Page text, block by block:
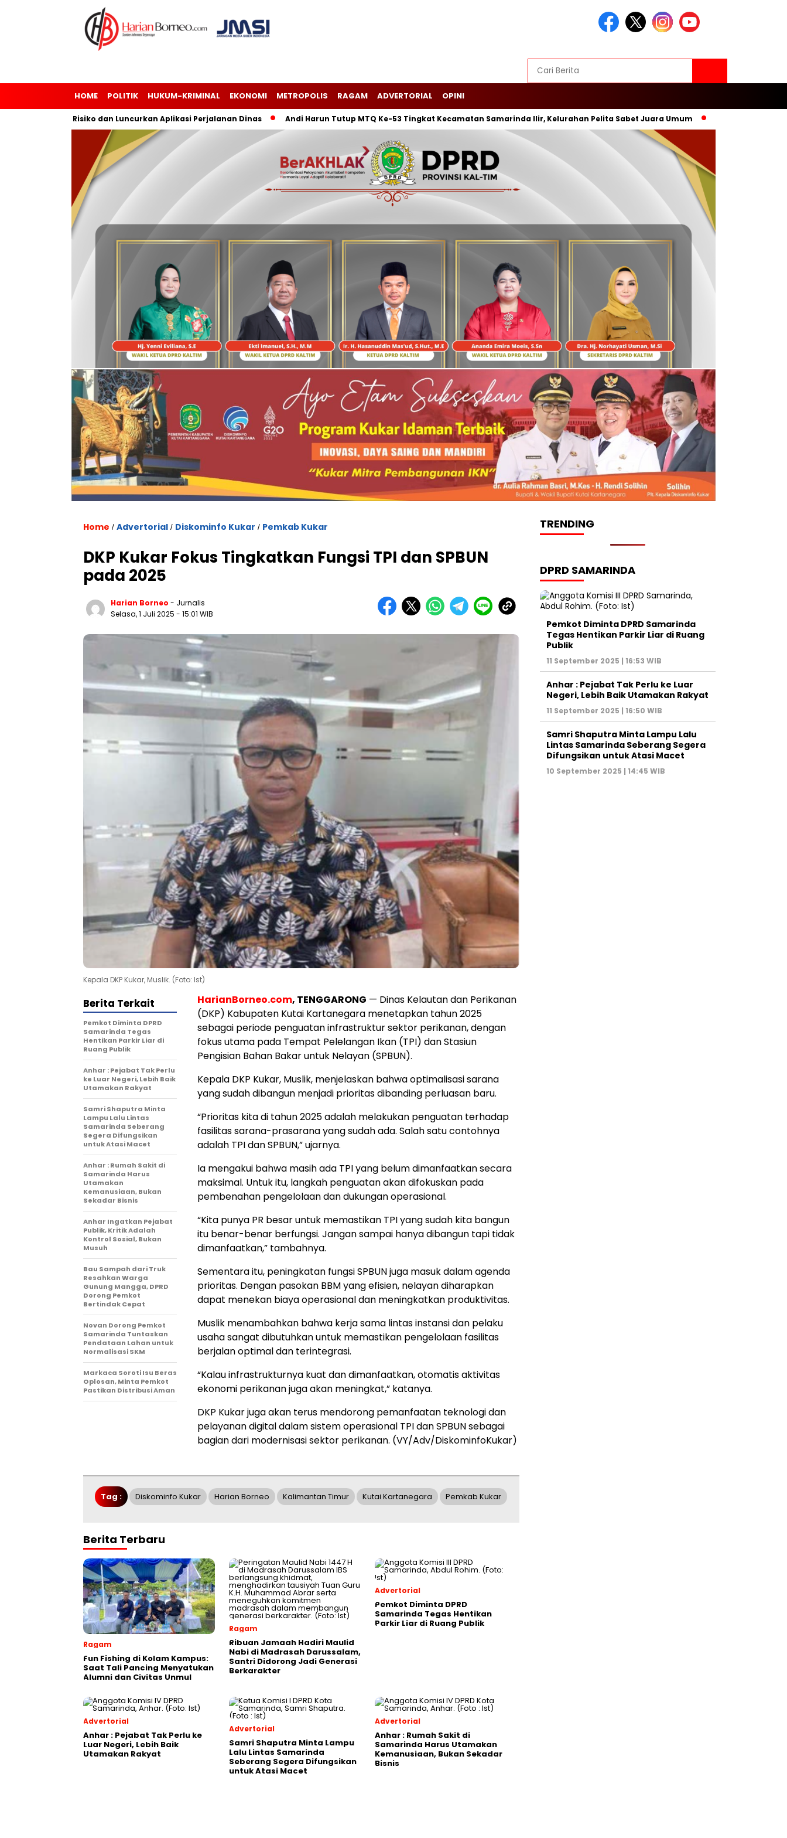
HOME POLITIK HUKUM-KRIMINAL EKONOMI METROPOLIS RAGAM ADVERTORIAL OPINI
Risiko dan Luncurkan Aplikasi Perjalanan Dinas Andi Harun Tutup MTQ Ke-53 Tingkat Kecamatan Samarinda Ilir, Kelurahan Pelita Sabet Juara Umum Inovasi Baru, Wali Kota
Home / Advertorial / Diskominfo Kukar / Pemkab Kukar
DKP Kukar Fokus Tingkatkan Fungsi TPI dan SPBUN
pada 2025
Harian Borneo - Jurnalis
Selasa, 1 Juli 2025 - 15:01 WIB
Kepala DKP Kukar, Muslik. (Foto: Ist)
HarianBorneo.com, TENGGARONG — Dinas Kelautan dan Perikanan
(DKP) Kabupaten Kutai Kartanegara menetapkan tahun 2025
sebagai periode penguatan infrastruktur sektor perikanan, dengan
fokus utama pada Tempat Pelelangan Ikan (TPI) dan Stasiun
Pengisian Bahan Bakar untuk Nelayan (SPBUN).
Kepala DKP Kukar, Muslik, menjelaskan bahwa optimalisasi sarana
yang sudah dibangun menjadi prioritas dibanding perluasan baru.
“Prioritas kita di tahun 2025 adalah melakukan penguatan terhadap
fasilitas sarana-prasarana yang sudah ada. Salah satu contohnya
adalah TPI dan SPBUN,” ujarnya.
Ia mengakui bahwa masih ada TPI yang belum dimanfaatkan secara
maksimal. Untuk itu, langkah penguatan akan difokuskan pada
pembenahan pengelolaan dan dukungan operasional.
“Kita punya PR besar untuk memastikan TPI yang sudah kita bangun
itu benar-benar berfungsi. Jangan sampai hanya dibangun tapi tidak
dimanfaatkan,” tambahnya.
Sementara itu, peningkatan fungsi SPBUN juga masuk dalam agenda
prioritas. Dengan pasokan BBM yang efisien, nelayan diharapkan
dapat menekan biaya operasional dan meningkatkan produktivitas.
Muslik menambahkan bahwa kerja sama lintas instansi dan pelaku
usaha sangat dibutuhkan untuk memastikan pengelolaan fasilitas
berjalan optimal dan terintegrasi.
“Kalau infrastrukturnya kuat dan dimanfaatkan, otomatis aktivitas
ekonomi perikanan juga akan meningkat,” katanya.
DKP Kukar juga akan terus mendorong pemanfaatan teknologi dan
pelayanan digital dalam sistem operasional TPI dan SPBUN sebagai
bagian dari modernisasi sektor perikanan. (VY/Adv/DiskominfoKukar)
Berita Terkait
Pemkot Diminta DPRD
Samarinda Tegas
Hentikan Parkir Liar di
Ruang Publik
Anhar : Pejabat Tak Perlu
ke Luar Negeri, Lebih Baik
Utamakan Rakyat
Samri Shaputra Minta
Lampu Lalu Lintas
Samarinda Seberang
Segera Difungsikan
untuk Atasi Macet
Anhar : Rumah Sakit di
Samarinda Harus
Utamakan
Kemanusiaan, Bukan
Sekadar Bisnis
Anhar Ingatkan Pejabat
Publik, Kritik Adalah
Kontrol Sosial, Bukan
Musuh
Bau Sampah dari Truk
Resahkan Warga
Gunung Mangga, DPRD
Dorong Pemkot
Bertindak Cepat
Novan Dorong Pemkot
Samarinda Tuntaskan
Pendataan Lahan untuk
Normalisasi SKM
Markaca Soroti Isu Beras
Oplosan, Minta Pemkot
Pastikan Distribusi Aman
Tag : Diskominfo Kukar Harian Borneo Kalimantan Timur Kutai Kartanegara Pemkab Kukar
Berita Terbaru
Ragam
Fun Fishing di Kolam Kampus:
Saat Tali Pancing Menyatukan
Alumni dan Civitas Unmul
Ragam
Ribuan Jamaah Hadiri Maulid
Nabi di Madrasah Darussalam,
Santri Didorong Jadi Generasi
Berkarakter
Advertorial
Pemkot Diminta DPRD
Samarinda Tegas Hentikan
Parkir Liar di Ruang Publik
Advertorial
Anhar : Pejabat Tak Perlu ke
Luar Negeri, Lebih Baik
Utamakan Rakyat
Advertorial
Samri Shaputra Minta Lampu
Lalu Lintas Samarinda
Seberang Segera Difungsikan
untuk Atasi Macet
Advertorial
Anhar : Rumah Sakit di
Samarinda Harus Utamakan
Kemanusiaan, Bukan Sekadar
Bisnis
TRENDING
DPRD SAMARINDA
Pemkot Diminta DPRD Samarinda
Tegas Hentikan Parkir Liar di Ruang
Publik
11 September 2025 | 16:53 WIB
Anhar : Pejabat Tak Perlu ke Luar
Negeri, Lebih Baik Utamakan Rakyat
11 September 2025 | 16:50 WIB
Samri Shaputra Minta Lampu Lalu
Lintas Samarinda Seberang Segera
Difungsikan untuk Atasi Macet
10 September 2025 | 14:45 WIB